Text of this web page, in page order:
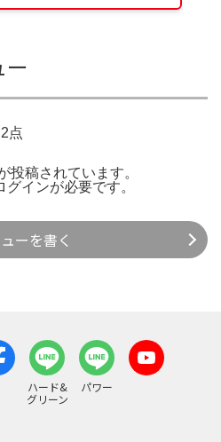
点
投稿されています。
グインが必要です。
ーを書く
ハード&
グリーン
パワー